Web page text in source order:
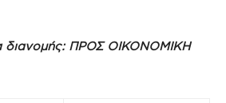
διανομής: ΠΡΟΣ ΟΙΚΟΝΟΜΙΚΗ